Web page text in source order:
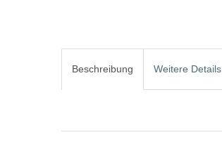
Beschreibung Weitere Details